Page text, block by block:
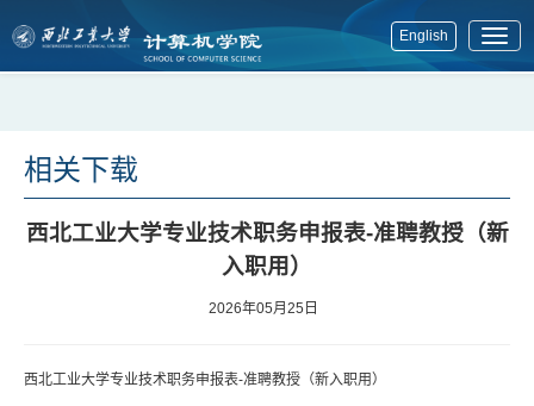
English
展
相关下载
西北工业大学专业技术职务申报表-准聘教授（新
入职用）
2026年05月25日
西北工业大学专业技术职务申报表-准聘教授（新入职用）